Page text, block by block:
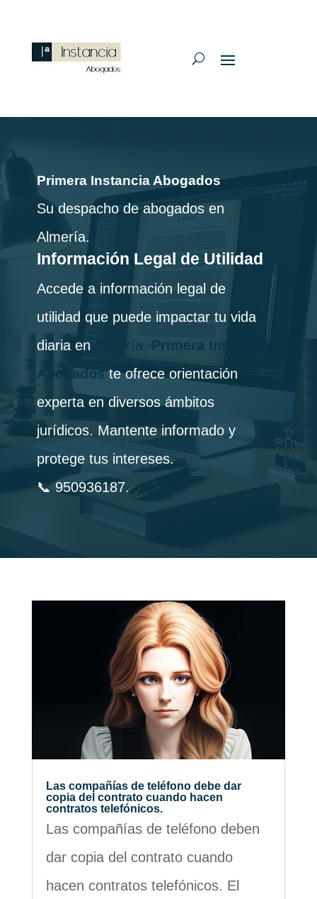
Primera Instancia Abogados
Su despacho de abogados en
Almería.
Información Legal de Utilidad
Accede a información legal de
utilidad que puede impactar tu vida
diaria en
Almería. Primera Instancia
Abogadoste ofrece orientación
experta en diversos ámbitos
jurídicos. Mantente informado y
protege tus intereses.
📞 950936187.
Las compañías de teléfono debe dar
copia del contrato cuando hacen
contratos telefónicos.
Las compañías de teléfono deben
dar copia del contrato cuando
hacen contratos telefónicos. El